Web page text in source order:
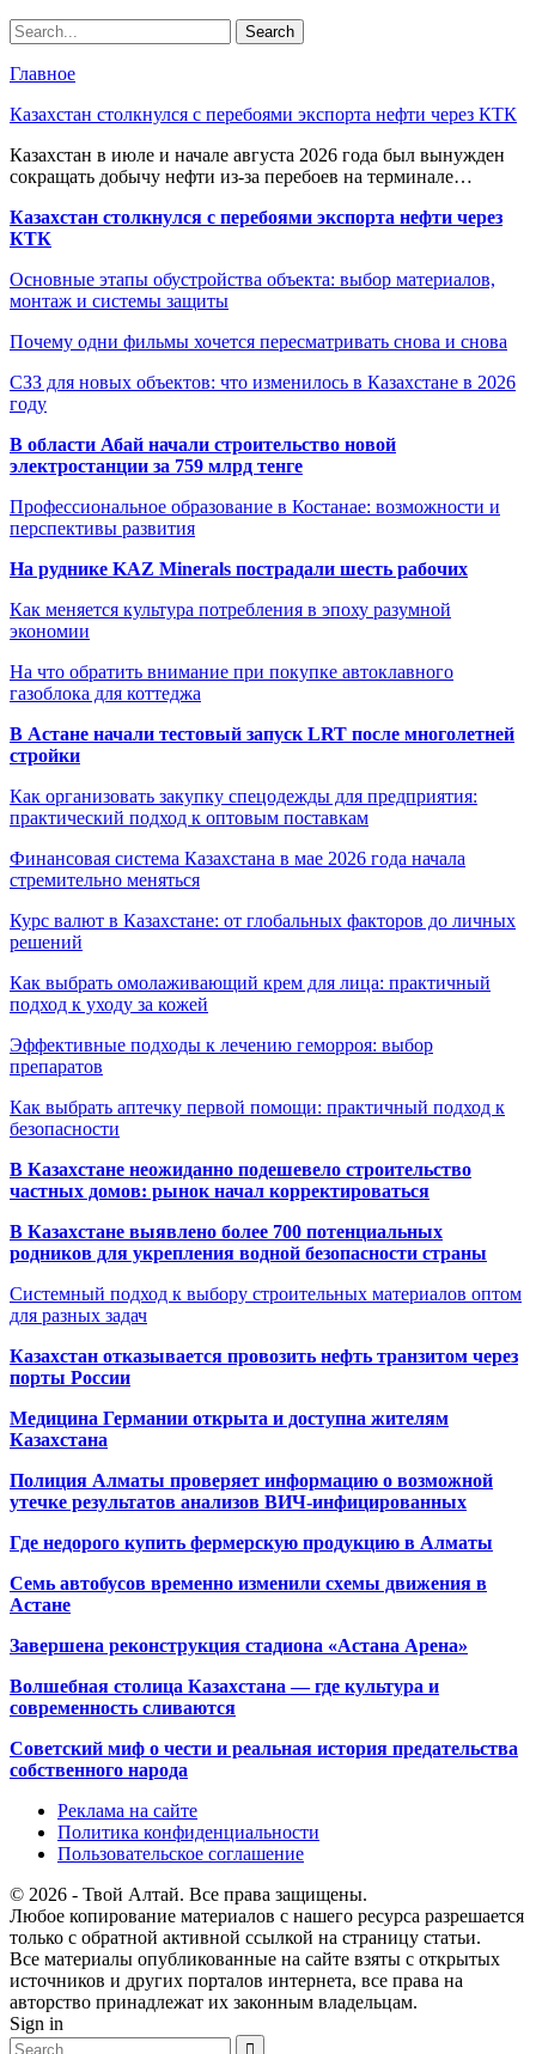
Главное
Казахстан столкнулся с перебоями экспорта нефти через КТК
Казахстан в июле и начале августа 2026 года был вынужден
сокращать добычу нефти из-за перебоев на терминале…
Казахстан столкнулся с перебоями экспорта нефти через
КТК
Основные этапы обустройства объекта: выбор материалов,
монтаж и системы защиты
Почему одни фильмы хочется пересматривать снова и снова
СЗЗ для новых объектов: что изменилось в Казахстане в 2026
году
В области Абай начали строительство новой
электростанции за 759 млрд тенге
Профессиональное образование в Костанае: возможности и
перспективы развития
На руднике KAZ Minerals пострадали шесть рабочих
Как меняется культура потребления в эпоху разумной
экономии
На что обратить внимание при покупке автоклавного
газоблока для коттеджа
В Астане начали тестовый запуск LRT после многолетней
стройки
Как организовать закупку спецодежды для предприятия:
практический подход к оптовым поставкам
Финансовая система Казахстана в мае 2026 года начала
стремительно меняться
Курс валют в Казахстане: от глобальных факторов до личных
решений
Как выбрать омолаживающий крем для лица: практичный
подход к уходу за кожей
Эффективные подходы к лечению геморроя: выбор
препаратов
Как выбрать аптечку первой помощи: практичный подход к
безопасности
В Казахстане неожиданно подешевело строительство
частных домов: рынок начал корректироваться
В Казахстане выявлено более 700 потенциальных
родников для укрепления водной безопасности страны
Системный подход к выбору строительных материалов оптом
для разных задач
Казахстан отказывается провозить нефть транзитом через
порты России
Медицина Германии открыта и доступна жителям
Казахстана
Полиция Алматы проверяет информацию о возможной
утечке результатов анализов ВИЧ-инфицированных
Где недорого купить фермерскую продукцию в Алматы
Семь автобусов временно изменили схемы движения в
Астане
Завершена реконструкция стадиона «Астана Арена»
Волшебная столица Казахстана — где культура и
современность сливаются
Советский миф о чести и реальная история предательства
собственного народа
Реклама на сайте
Политика конфиденциальности
Пользовательское соглашение
© 2026 - Твой Алтай. Все права защищены.
Любое копирование материалов с нашего ресурса разрешается
только с обратной активной ссылкой на страницу статьи.
Все материалы опубликованные на сайте взяты с открытых
источников и других порталов интернета, все права на
авторство принадлежат их законным владельцам.
Sign in